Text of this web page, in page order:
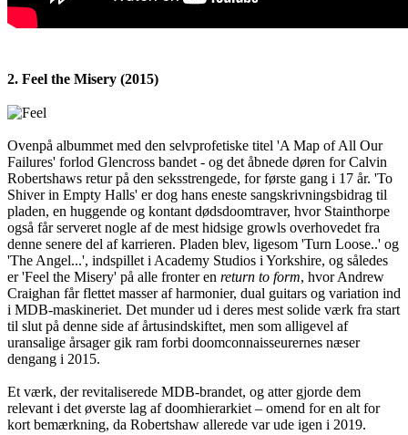
2. Feel the Misery (2015)
Ovenpå albummet med den selvprofetiske titel 'A Map of All Our
Failures' forlod Glencross bandet - og det åbnede døren for Calvin
Robertshaws retur på den seksstrengede, for første gang i 17 år. 'To
Shiver in Empty Halls' er dog hans eneste sangskrivningsbidrag til
pladen, en huggende og kontant dødsdoomtraver, hvor Stainthorpe
også får serveret nogle af de mest hidsige growls overhovedet fra
denne senere del af karrieren. Pladen blev, ligesom 'Turn Loose..' og
'The Angel...', indspillet i Academy Studios i Yorkshire, og således
er 'Feel the Misery' på alle fronter en return to form, hvor Andrew
Craighan får flettet masser af harmonier, dual guitars og variation ind
i MDB-maskineriet. Det munder ud i deres mest solide værk fra start
til slut på denne side af årtusindskiftet, men som alligevel af
uransalige årsager gik ram forbi doomconnaisseurernes næser
dengang i 2015.
Et værk, der revitaliserede MDB-brandet, og atter gjorde dem
relevant i det øverste lag af doomhierarkiet – omend for en alt for
kort bemærkning, da Robertshaw allerede var ude igen i 2019.